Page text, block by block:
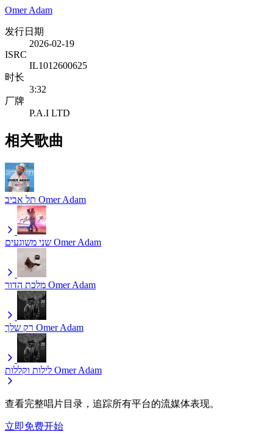
Omer Adam
发行日期
2026-02-19
ISRC
IL1012600625
时长
3:32
厂牌
P.A.I LTD
相关歌曲
תל אביב Omer Adam
שני משוגעים Omer Adam
מלכת הדור Omer Adam
רק שלך Omer Adam
לילות וקללות Omer Adam
查看完整唱片目录，追踪所有平台的流媒体表现。
立即免费开始